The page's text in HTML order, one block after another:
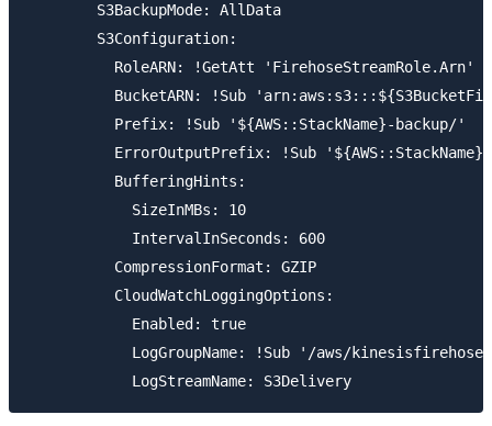
        S3BackupMode: AllData
        S3Configuration:
          RoleARN: !GetAtt 'FirehoseStreamRole.Arn'
BucketARN: !Sub
          Prefix: !Sub '${AWS::StackName}-backup/'
ErrorOutputPrefix: !Sub
          BufferingHints:
            SizeInMBs: 10
            IntervalInSeconds: 600
          CompressionFormat: GZIP
          CloudWatchLoggingOptions:
            Enabled: true
LogGroupName: !Sub '/aws/